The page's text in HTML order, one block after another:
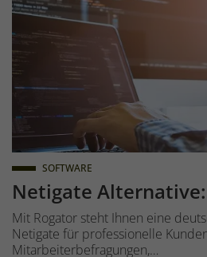
Netigate
SOFTWARE
Mit Rogator steht Ihnen eine
Netigate für professionelle
Mitarbeiterbefragungen,…